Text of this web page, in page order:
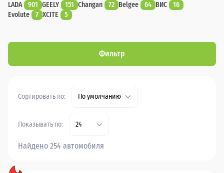
LADA 901 GEELY 151 Changan 72 Belgee 64 ВИС
16
Evolute
7 XCITE 5
Фильтр
Сортировать по: По умолчанию
Показывать по: 24
Найдено 254 автомобиля